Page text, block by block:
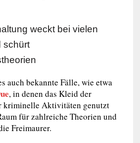
weckt bei vielen
schürt
auch bekannte Fälle, wie etwa
, in denen das Kleid der
kriminelle Aktivitäten genutzt
für zahlreiche Theorien und
Freimaurer.